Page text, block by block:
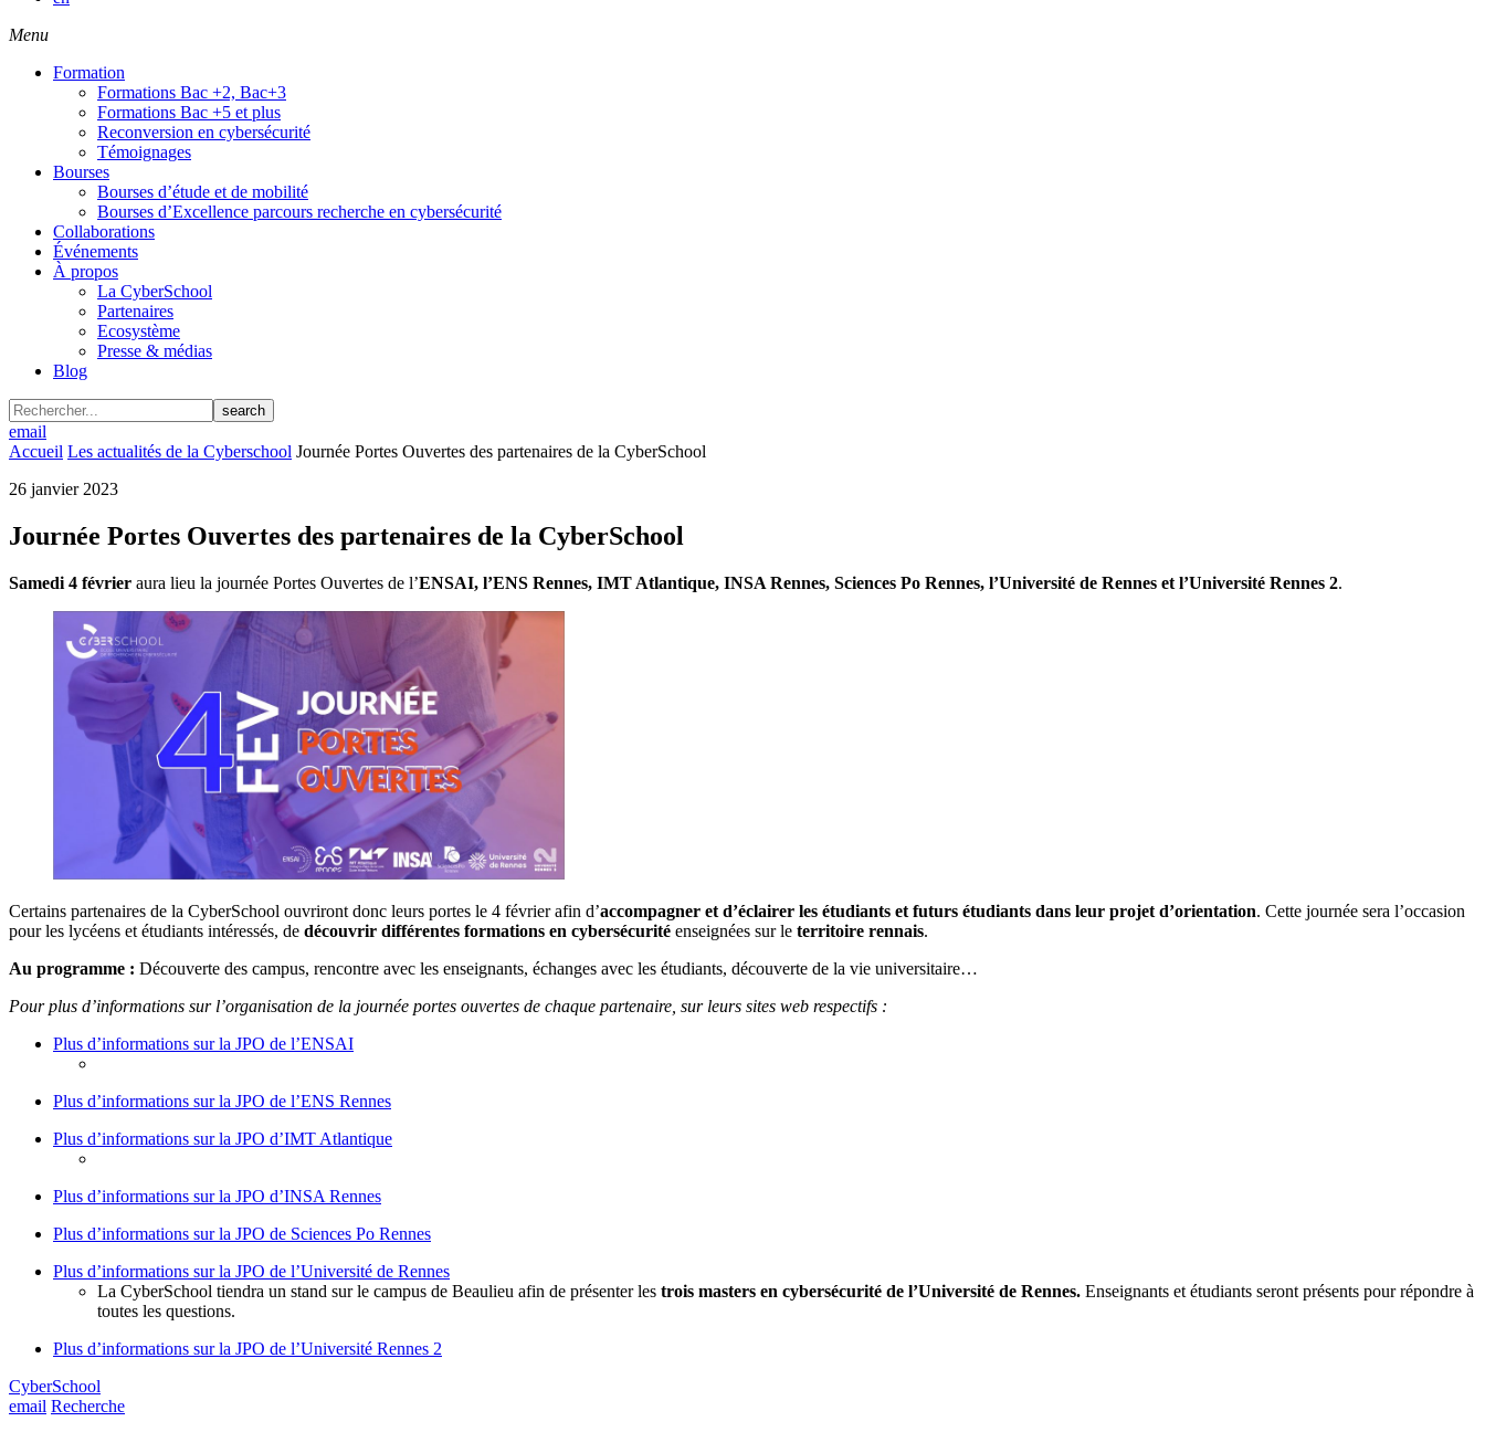
Menu
Formation
Formations Bac +2, Bac+3
Formations Bac +5 et plus
Reconversion en cybersécurité
Témoignages
Bourses
Bourses d’étude et de mobilité
Bourses d’Excellence parcours recherche en cybersécurité
Collaborations
Événements
À propos
La CyberSchool
Partenaires
Ecosystème
Presse & médias
Blog
search
email
Accueil Les actualités de la Cyberschool Journée Portes Ouvertes des partenaires de la CyberSchool
26 janvier 2023
Journée Portes Ouvertes des partenaires de la CyberSchool
Samedi 4 février aura lieu la journée Portes Ouvertes de l’ENSAI, l’ENS Rennes, IMT Atlantique, INSA Rennes, Sciences Po Rennes, l’Université de Rennes et l’Université Rennes 2.
Certains partenaires de la CyberSchool ouvriront donc leurs portes le 4 février afin d’accompagner et d’éclairer les étudiants et futurs étudiants dans leur projet d’orientation. Cette journée sera l’occasion
pour les lycéens et étudiants intéressés, de découvrir différentes formations en cybersécurité enseignées sur le territoire rennais.
Au programme : Découverte des campus, rencontre avec les enseignants, échanges avec les étudiants, découverte de la vie universitaire…
Pour plus d’informations sur l’organisation de la journée portes ouvertes de chaque partenaire, sur leurs sites web respectifs :
Plus d’informations sur la JPO de l’ENSAI
Plus d’informations sur la JPO de l’ENS Rennes
Plus d’informations sur la JPO d’IMT Atlantique
Plus d’informations sur la JPO d’INSA Rennes
Plus d’informations sur la JPO de Sciences Po Rennes
Plus d’informations sur la JPO de l’Université de Rennes
La CyberSchool tiendra un stand sur le campus de Beaulieu afin de présenter les trois masters en cybersécurité de l’Université de Rennes. Enseignants et étudiants seront présents pour répondre à
toutes les questions.
Plus d’informations sur la JPO de l’Université Rennes 2
CyberSchool
email Recherche